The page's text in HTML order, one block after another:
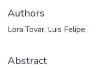
Authors
Lora Tovar, Luis Felipe
Abstract